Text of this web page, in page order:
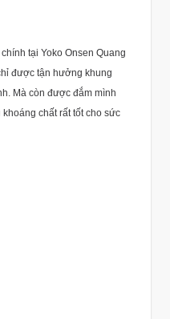
tại Yoko Onsen Quang
được tận hưởng khung
Mà còn được đắm mình
chất rất tốt cho sức